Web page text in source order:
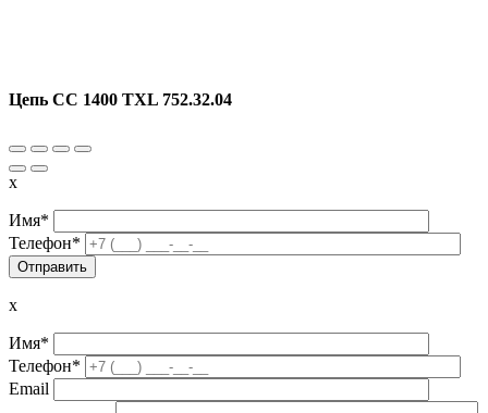
Цепь CC 1400 TXL 752.32.04
x
Имя*
Телефон*
x
Имя*
Телефон*
Email